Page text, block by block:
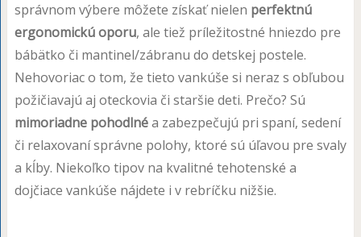
správnom výbere môžete získať nielen perfektnú
ergonomickú oporu, ale tiež príležitostné hniezdo pre
bábätko či mantinel/zábranu do detskej postele.
Nehovoriac o tom, že tieto vankúše si neraz s obľubou
požičiavajú aj oteckovia či staršie deti. Prečo? Sú
mimoriadne pohodlnéa zabezpečujú pri spaní, sedení
či relaxovaní správne polohy, ktoré sú úľavou pre svaly
a kĺby. Niekoľko tipov na kvalitné tehotenské a
dojčiace vankúše nájdete i v rebríčku nižšie.